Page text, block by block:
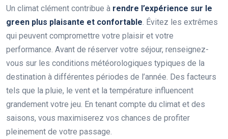
Un climat clément contribue à rendre l’expérience sur le
green plus plaisante et confortable . Évitez les extrêmes
qui peuvent compromettre votre plaisir et votre
performance. Avant de réserver votre séjour, renseignez-
vous sur les conditions météorologiques typiques de la
destination à différentes périodes de l’année. Des facteurs
tels que la pluie, le vent et la température influencent
grandement votre jeu. En tenant compte du climat et des
saisons, vous maximiserez vos chances de profiter
pleinement de votre passage.